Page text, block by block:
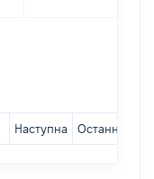
Наступна Остання